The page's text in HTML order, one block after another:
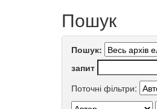
Пошук
Пошук:
запит
Поточні фільтри: